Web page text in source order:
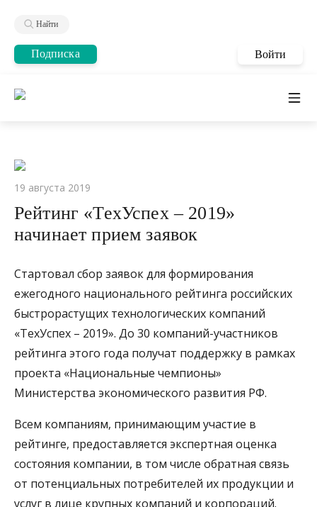
Найти
Подписка Войти
19 августа 2019
Рейтинг «ТехУспех – 2019»
начинает прием заявок
Стартовал сбор заявок для формирования
ежегодного национального рейтинга российских
быстрорастущих технологических компаний
«ТехУспех – 2019». До 30 компаний-участников
рейтинга этого года получат поддержку в рамках
проекта «Национальные чемпионы»
Министерства экономического развития РФ.
Всем компаниям, принимающим участие в
рейтинге, предоставляется экспертная оценка
состояния компании, в том числе обратная связь
от потенциальных потребителей их продукции и
услуг в лице крупных компаний и корпораций.